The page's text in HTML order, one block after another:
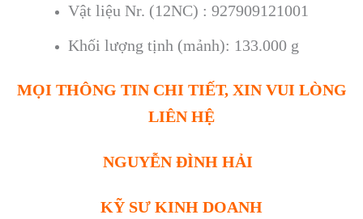
Vật liệu Nr. (12NC) : 927909121001
Khối lượng tịnh (mảnh): 133.000 g
MỌI THÔNG TIN CHI TIẾT, XIN VUI LÒNG
LIÊN HỆ
NGUYỄN ĐÌNH HẢI
KỸ SƯ KINH DOANH